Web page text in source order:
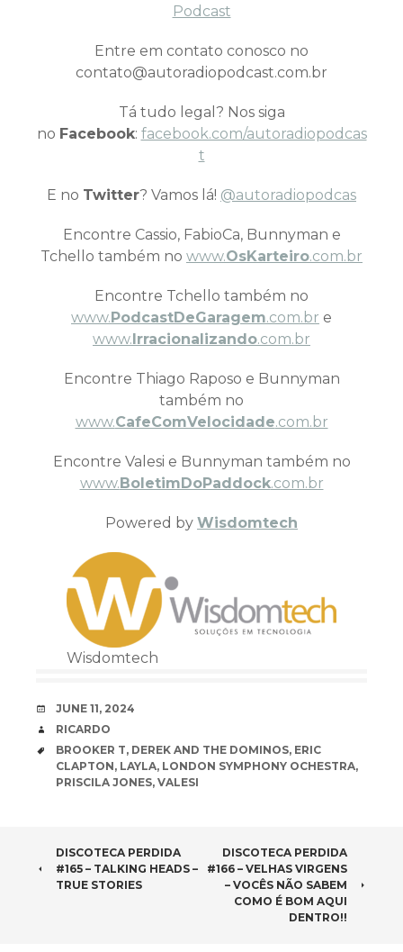
Podcast
Entre em contato conosco no
contato@autoradiopodcast.com.br
Tá tudo legal? Nos siga
no Facebook: facebook.com/autoradiopodcas
t
E no Twitter? Vamos lá! @autoradiopodcas
Encontre Cassio, FabioCa, Bunnyman e
Tchello também no www.OsKarteiro.com.br
Encontre Tchello também no
www.PodcastDeGaragem.com.br e
www.Irracionalizando.com.br
Encontre Thiago Raposo e Bunnyman
também no
www.CafeComVelocidade.com.br
Encontre Valesi e Bunnyman também no
www.BoletimDoPaddock.com.br
Powered by Wisdomtech
Wisdomtech
DATE
JUNE 11, 2024
AUTHOR
RICARDO
TAGS
BROOKER T, DEREK AND THE DOMINOS, ERIC
CLAPTON, LAYLA, LONDON SYMPHONY OCHESTRA,
PRISCILA JONES, VALESI
POST
NAVIGATION
DISCOTECA PERDIDA
#165 – TALKING HEADS –
TRUE STORIES
DISCOTECA PERDIDA
#166 – VELHAS VIRGENS
– VOCÊS NÃO SABEM
COMO É BOM AQUI
DENTRO!!